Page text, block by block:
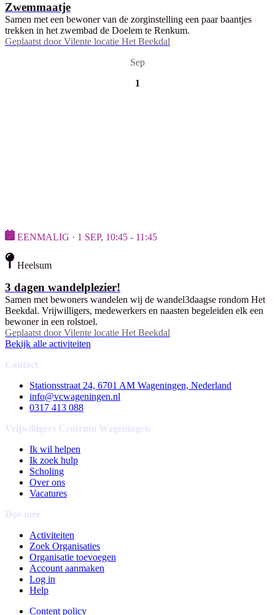
Zwemmaatje
Samen met een bewoner van de zorginstelling een paar baantjes
trekken in het zwembad de Doelem te Renkum.
Geplaatst door Vilente locatie Het Beekdal
Sep
1
EENMALIG · 1 SEP, 10:45 - 11:45
Heelsum
3 dagen wandelplezier!
Samen met bewoners wandelen wij de wandel3daagse rondom Het
Beekdal. Vrijwilligers, medewerkers en naasten begeleiden elk een
bewoner in een rolstoel.
Geplaatst door Vilente locatie Het Beekdal
Bekijk alle activiteiten
Contact
Stationsstraat 24, 6701 AM Wageningen, Nederland
info@vcwageningen.nl
0317 413 088
Vrijwilligers Centrum Wageningen
Ik wil helpen
Ik zoek hulp
Scholing
Over ons
Vacatures
Doe mee
Activiteiten
Zoek Organisaties
Organisatie toevoegen
Account aanmaken
Log in
Help
Content policy